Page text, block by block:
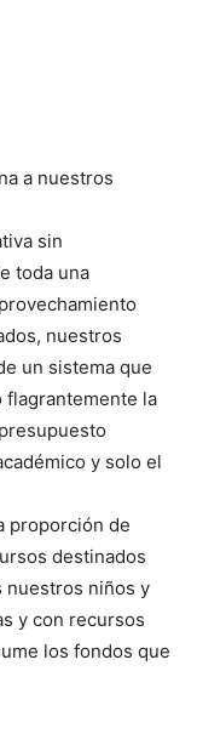
a nuestros
sin
toda una
nuestros
un sistema que
la
y solo el
proporción de
destinados
nuestros niños y
y con recursos
los fondos que